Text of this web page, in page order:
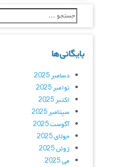
بایگانی‌ها
دسامبر 2025
نوامبر 2025
اکتبر 2025
سپتامبر 2025
آگوست 2025
جولای 2025
ژوئن 2025
می 2025